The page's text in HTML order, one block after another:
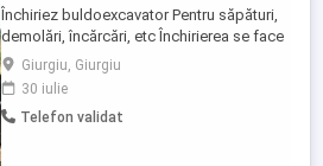
Închiriez buldoexcavator Pentru săpături,
demolări, încărcări, etc Închirierea se face
la ora pentru lucrări mici sau la luna pentru
lucrări de durată.
Giurgiu, Giurgiu
30 iulie
Telefon validat